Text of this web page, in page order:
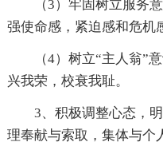
（3）牢固树立服务
强使命感，紧迫感和危机
（4）树立“主人翁”
兴我荣，校衰我耻。
3、积极调整心态，
理奉献与索取，集体与个